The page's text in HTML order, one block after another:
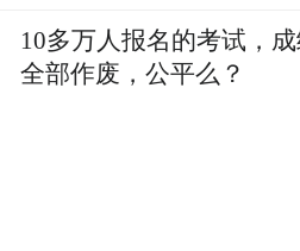
10多万人报名的考试，
全部作废，公平么？